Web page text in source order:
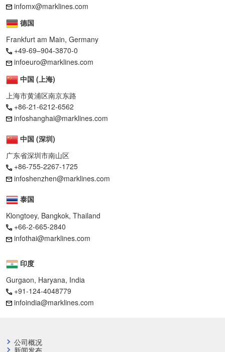
infomx@marklines.com
德国
Frankfurt am Main, Germany
+49-69–904-3870-0
infoeuro@marklines.com
中国 (上海)
上海市黄浦区南京东路
+86-21-6212-6562
infoshanghai@marklines.com
中国 (深圳)
广东省深圳市南山区
+86-755-2267-1725
infoshenzhen@marklines.com
泰国
Klongtoey, Bangkok, Thailand
+66-2-665-2840
infothai@marklines.com
印度
Gurgaon, Haryana, India
+91-124-4048779
infoindia@marklines.com
公司概况